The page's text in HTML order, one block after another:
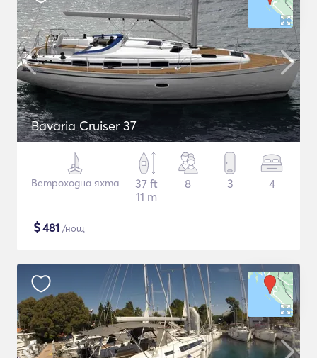
Bavaria Cruiser 37
Ветроходна яхта
37 ft
11 m
8 3 4
$481 /нощ